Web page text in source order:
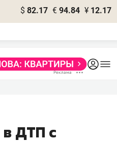
$ 82.17 € 94.84 ¥ 12.17
в ДТП с